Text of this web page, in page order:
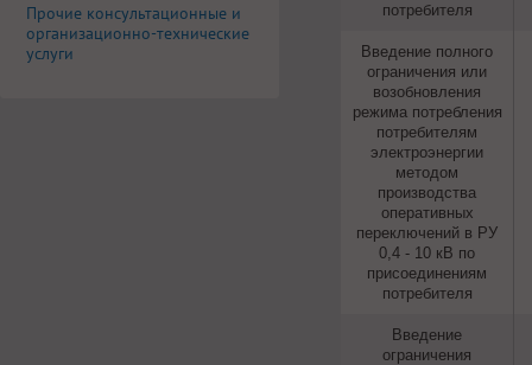
потребителя
Введение полного
ограничения или
возобновления
режима потребления
потребителям
электроэнергии
методом
производства
оперативных
переключений в РУ
0,4 - 10 кВ по
присоединениям
потребителя
Введение
ограничения
Прочие консультационные и
организационно-технические
услуги